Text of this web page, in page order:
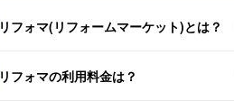
リフォマ(リフォームマーケット)とは？
リフォマの利用料金は？